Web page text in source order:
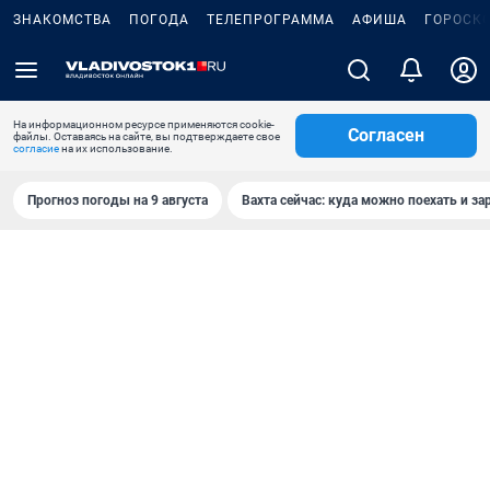
ЗНАКОМСТВА ПОГОДА ТЕЛЕПРОГРАММА АФИША
На информационном ресурсе применяются cookie-
файлы. Оставаясь на сайте, вы подтверждаете свое
согласиена их использование.
Согласен
Прогноз погоды на 9 августа Вахта сейчас: куда можно поехать и